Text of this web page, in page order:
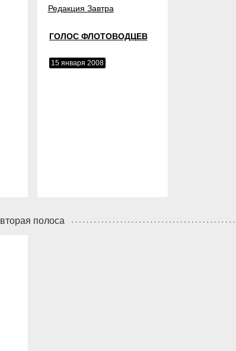
Редакция Завтра
ГОЛОС ФЛОТОВОДЦЕВ
15 января 2008
вторая полоса